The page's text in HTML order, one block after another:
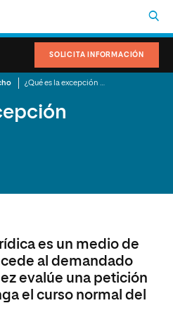
SOLICITA INFORMACIÓN
es un medio de
al demandado
evalúe una petición
el curso normal del